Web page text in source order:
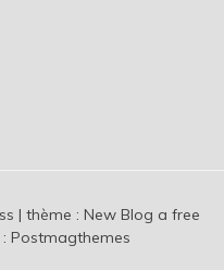
| thème : New Blog a free
Postmagthemes